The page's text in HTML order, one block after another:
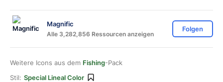
Magnific
Alle 3,282,856 Ressourcen anzeigen
Folgen
Weitere Icons aus dem Fishing-Pack
Stil: Special Lineal Color